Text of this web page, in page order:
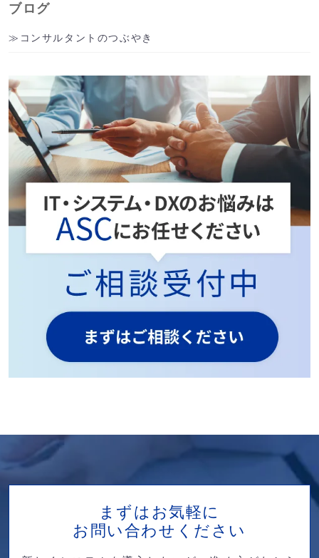
ブログ
コンサルタントのつぶやき
まずはお気軽に
お問い合わせください